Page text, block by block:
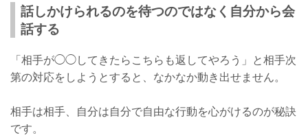
話しかけられるのを待つのではなく自分から会
話する
「相手が◯◯してきたらこちらも返してやろう」と相手次
第の対応をしようとすると、なかなか動き出せません。
相手は相手、自分は自分で自由な行動を心がけるのが秘訣
です。